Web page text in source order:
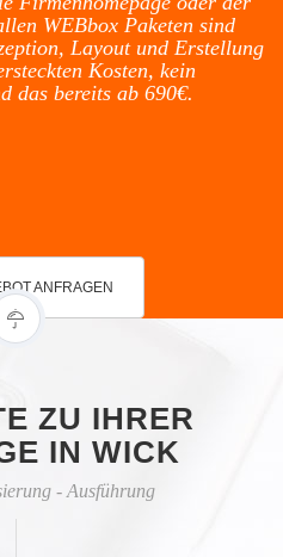
WEBbox Paketen sind
Layout und Erstellung
Kosten, kein
das bereits ab 690€.
ANFRAGEN
ZU IHRER
IN WICK
- Ausführung